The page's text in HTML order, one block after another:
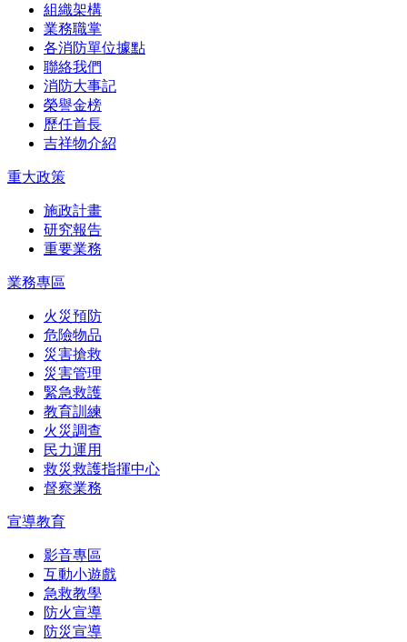
組織架構
業務職掌
各消防單位據點
聯絡我們
消防大事記
榮譽金榜
歷任首長
吉祥物介紹
重大政策
施政計畫
研究報告
重要業務
業務專區
火災預防
危險物品
災害搶救
災害管理
緊急救護
教育訓練
火災調查
民力運用
救災救護指揮中心
督察業務
宣導教育
影音專區
互動小遊戲
急救教學
防火宣導
防災宣導